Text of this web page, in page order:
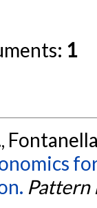
1
Pattern